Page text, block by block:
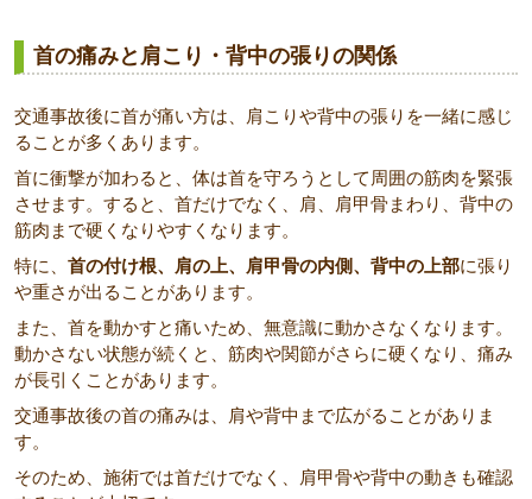
首の痛みと肩こり・背中の張りの関係
交通事故後に首が痛い方は、肩こりや背中の張りを一緒に感じ
ることが多くあります。
首に衝撃が加わると、体は首を守ろうとして周囲の筋肉を緊張
させます。すると、首だけでなく、肩、肩甲骨まわり、背中の
筋肉まで硬くなりやすくなります。
特に、 首の付け根、肩の上、肩甲骨の内側、背中の上部に張り
や重さが出ることがあります。
また、首を動かすと痛いため、無意識に動かさなくなります。
動かさない状態が続くと、筋肉や関節がさらに硬くなり、痛み
が長引くことがあります。
交通事故後の首の痛みは、肩や背中まで広がることがありま
す。
そのため、施術では首だけでなく、肩甲骨や背中の動きも確認